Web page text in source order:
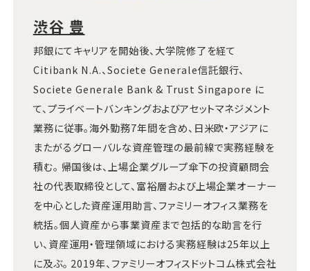
渋谷 豊
邦銀にてキャリアを開始後、大学院修了を経て
Citibank N.A.、Societe Generale信託銀行、
Societe Generale Bank & Trust Singapore に
て、プライベートバンキングおよびアセットマネジメント
業務に従事。海外勤務7年間を含め、日米欧・アジアに
またがるグローバルな資産管理の最前線で実務経験を
積む。 帰国後は、上場企業グループ傘下の投資顧問会
社の代表取締役として、富裕層および上場企業オーナー
を中心とした資産運用助言、ファミリーオフィス業務を
統括。個人資産から事業資産まで包括的な助言を行
い、資産運用・管理領域における実務経験は25年以上
に及ぶ。 2019年、ファミリーオフィスドットコム株式会社